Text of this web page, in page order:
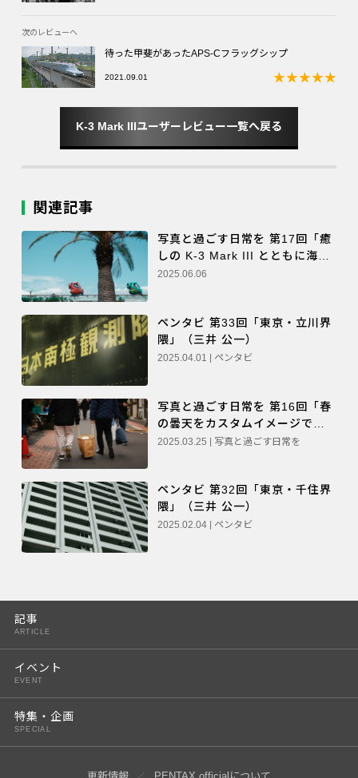
次のレビューへ
待った甲斐があったAPS-Cフラッグシップ
2021.09.01
K-3 Mark IIIユーザーレビュー一覧へ戻る
関連記事
写真と過ごす日常を 第17回「癒
しの K-3 Mark III とともに海辺
の休日を」（大門 美奈）
2025.06.06
ペンタビ 第33回「東京・立川界
隈」（三井 公一）
2025.04.01 | ペンタビ
写真と過ごす日常を 第16回「春
の曇天をカスタムイメージで遊
ぶ」（大門 美奈）
2025.03.25 | 写真と過ごす日常を
ペンタビ 第32回「東京・千住界
隈」（三井 公一）
2025.02.04 | ペンタビ
記事
ARTICLE
イベント
EVENT
特集・企画
SPECIAL